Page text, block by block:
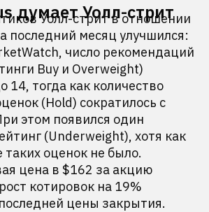
думает Уолл-стрит
Уолл-стрит в отношении
последний месяц улучшился:
число рекомендаций
Buy и Overweight)
14, тогда как количество
(Hold) сократилось с
этом появился один
(Underweight), хотя как
оценок не было.
цена в $162 за акцию
котировок на 19%
цены закрытия.